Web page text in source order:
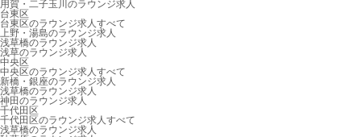
用賀・二子玉川のラウンジ求人
台東区
台東区のラウンジ求人すべて
上野・湯島のラウンジ求人
浅草橋のラウンジ求人
浅草のラウンジ求人
中央区
中央区のラウンジ求人すべて
新橋・銀座のラウンジ求人
浅草橋のラウンジ求人
神田のラウンジ求人
千代田区
千代田区のラウンジ求人すべて
浅草橋のラウンジ求人